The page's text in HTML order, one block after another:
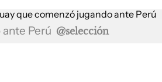
Perú @selección